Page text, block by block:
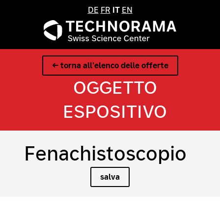
DE FR IT EN
← torna all'elenco delle offerte
OGGETTO
ESPOSITIVO
Fenachistoscopio
salva